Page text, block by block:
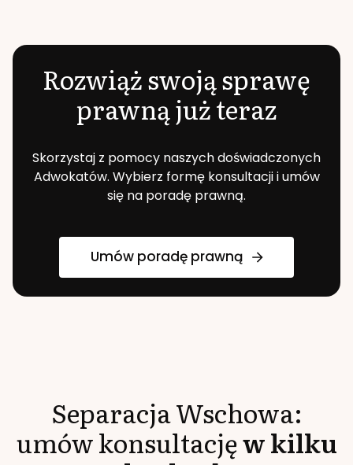
Rozwiąż swoją sprawę
prawną już teraz
Skorzystaj z pomocy naszych doświadczonych
Adwokatów. Wybierz formę konsultacji i umów
się na poradę prawną.
Umów poradę prawną
SeparacjaWschowa:
umów konsultacjęw kilku